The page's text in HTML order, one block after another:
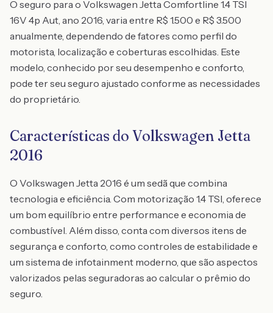
O seguro para o Volkswagen Jetta Comfortline 1.4 TSI
16V 4p Aut, ano 2016, varia entre R$ 1.500 e R$ 3.500
anualmente, dependendo de fatores como perfil do
motorista, localização e coberturas escolhidas. Este
modelo, conhecido por seu desempenho e conforto,
pode ter seu seguro ajustado conforme as necessidades
do proprietário.
Características do Volkswagen Jetta
2016
O Volkswagen Jetta 2016 é um sedã que combina
tecnologia e eficiência. Com motorização 1.4 TSI, oferece
um bom equilíbrio entre performance e economia de
combustível. Além disso, conta com diversos itens de
segurança e conforto, como controles de estabilidade e
um sistema de infotainment moderno, que são aspectos
valorizados pelas seguradoras ao calcular o prêmio do
seguro.